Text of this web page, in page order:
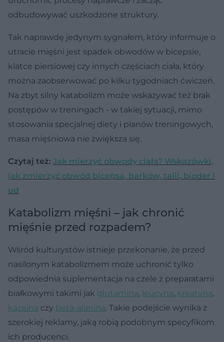
odbudowywać uszkodzone struktury.
Tak naprawdę jedynym sygnałem, który informuje o
utracie mięśni jest spadek obwodów w bicepsie,
klatce piersiowej czy innych częściach ciała, który
można zaobserwować po kilku tygodniach ćwiczeń.
Na zbyt silny katabolizm może wskazywać też brak
postępów w treningach - w takiej sytuacji, mimo
stosowania specjalnej diety i planów treningowych,
masa mięśniowa nie zwiększa się.
Czytaj też: Jak mierzyć obwody ciała? Wskazówki,
jak zmierzyć obwód bicepsa, barków, talii, bioder i
ud
Katabolizm mięśni – jak chronić
mięśnie przed rozpadem?
Wśród kulturystów istnieje przekonanie, że przed
nasilonym katabolizmem może uchronić tylko
odpowiednia suplementacja na czele z preparatami
białkowymi takimi jak glutamina, leucyna, kreatyna,
kazeina czy beta-alanina. Takie podejście wynika z
szerokiej reklamy, jaką robią podobnym specyfikom
ich producenci.